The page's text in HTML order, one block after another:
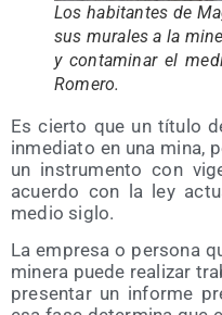
Los habi­tan­tes de
sus mura­les a la
y con­ta­mi­nar el
Romero.
Es cier­to que un títu­lo
inme­dia­to en una mina,
un ins­tru­men­to con
acuer­do con la ley
medio siglo.
La empre­sa o per­so­na
mine­ra pue­de rea­li­zar
pre­sen­tar un infor­me